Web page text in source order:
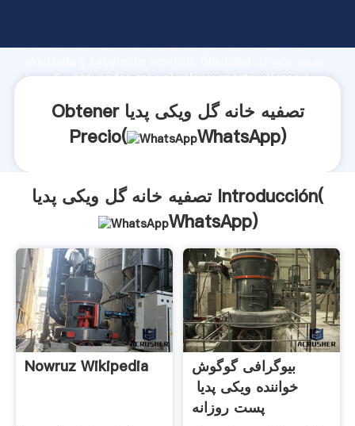
capacidad de producción, fuerza de investigación
ویکی پدیا proveedor crea el valor y aporta valores a
Obtener تصفیه خانه گل ویکی پدیا
Precio(
WhatsApp)
تصفیه خانه گل ویکی پدیا Introducción(
WhatsApp)
Nowruz Wikipedia
بیوگرافی گوگوش
خواننده ویکی پدیا ️
پست روزانه